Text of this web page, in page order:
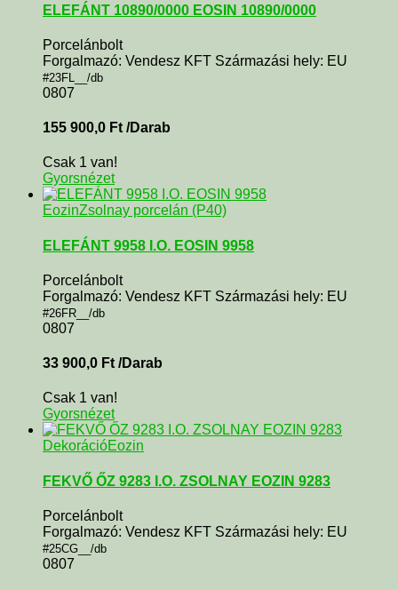
ELEFÁNT 10890/0000 EOSIN 10890/0000
Porcelánbolt
Forgalmazó: Vendesz KFT Származási hely: EU
#23FL__/db
0807
155 900,0 Ft /Darab
Csak 1 van!
Gyorsnézet
EozinZsolnay porcelán (P40)
ELEFÁNT 9958 I.O. EOSIN 9958
Porcelánbolt
Forgalmazó: Vendesz KFT Származási hely: EU
#26FR__/db
0807
33 900,0 Ft /Darab
Csak 1 van!
Gyorsnézet
DekorációEozin
FEKVŐ ŐZ 9283 I.O. ZSOLNAY EOZIN 9283
Porcelánbolt
Forgalmazó: Vendesz KFT Származási hely: EU
#25CG__/db
0807